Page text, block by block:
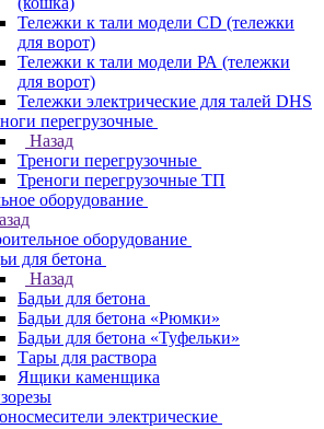
Тележки к тали модели CD (тележки
для ворот)
Тележки к тали модели РА (тележки
для ворот)
Тележки электрические для талей DHS
перегрузочные
Назад
Треноги перегрузочные
Треноги перегрузочные ТП
оборудование
оборудование
для бетона
Назад
Бадьи для бетона
Бадьи для бетона «Рюмки»
Бадьи для бетона «Туфельки»
Тары для раствора
Ящики каменщика
электрические